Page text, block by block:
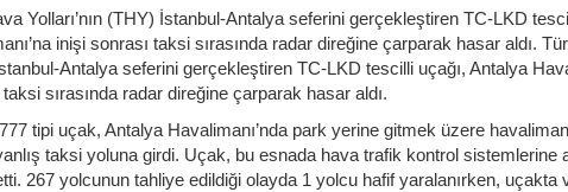
Yolları’nın (THY) İstanbul-Antalya seferini gerçekleştiren TC-LKD
inişi sonrası taksi sırasında radar direğine çarparak hasar aldı.
Antalya seferini gerçekleştiren TC-LKD tescilli uçağı, Antalya
taksi sırasında radar direğine çarparak hasar aldı.
tipi uçak, Antalya Havalimanı’nda park yerine gitmek üzere
taksi yoluna girdi. Uçak, bu esnada hava trafik kontrol sistemlerine
267 yolcunun tahliye edildiği olayda 1 yolcu hafif yaralanırken, uçakta